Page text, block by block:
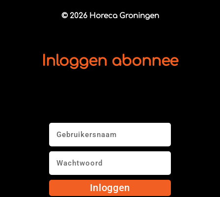
© 2026 Horeca Groningen
Inloggen abonnee
Inloggen